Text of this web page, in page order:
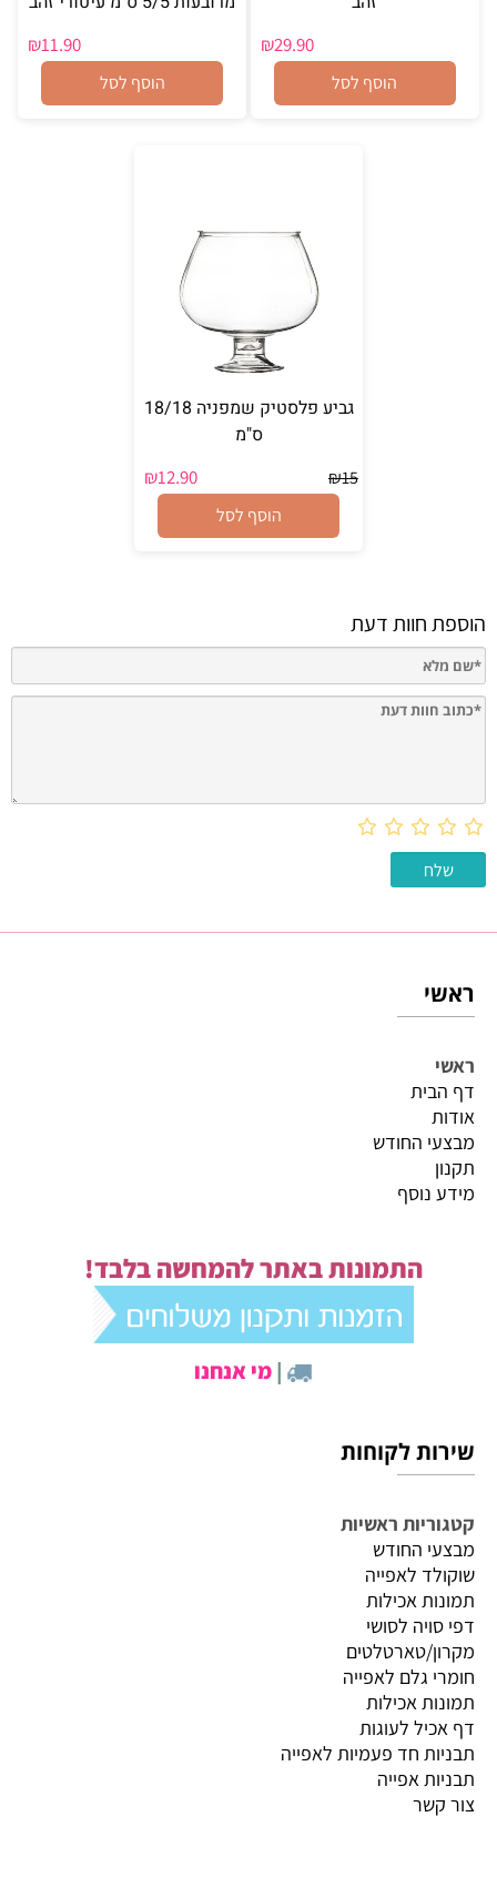
₪29.90
הוסף לסל
₪11.90
הוסף לסל
גביע פלסטיק שמפניה 18/18
ס"מ
₪15
₪12.90
הוסף לסל
הוספת חוות דעת
ראשי
ראשי
דף הבית
אודות
מבצעי החודש
תקנון
מידע נוסף
התמונות באתר להמחשה בלבד!
|מי אנחנו
שירות לקוחות
קטגוריות ראשיות
מבצעי החודש
שוקולד לאפייה
תמונות אכילות
דפי סויה לסושי
מקרון/טארטלטים
חומרי גלם לאפייה
תמונות אכילות
דף אכיל לעוגות
תבניות חד פעמיות לאפייה
תבניות אפייה
צור קשר